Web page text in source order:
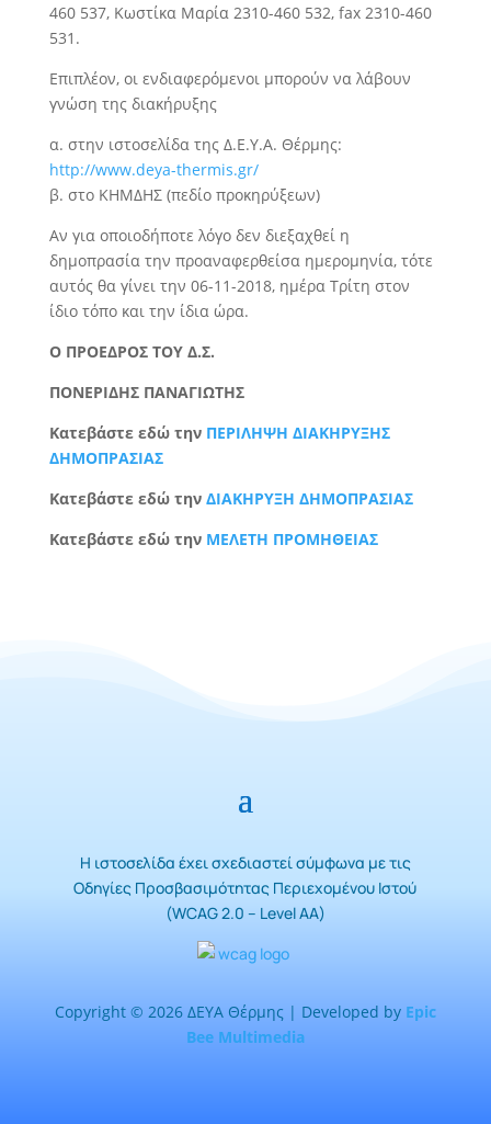
460 537, Κωστίκα Μαρία 2310-460 532, fax 2310-460
531.
Επιπλέον, οι ενδιαφερόμενοι μπορούν να λάβουν
γνώση της διακήρυξης
α. στην ιστοσελίδα της Δ.Ε.Υ.Α. Θέρμης:
http://www.deya-thermis.gr/
β. στο ΚΗΜΔΗΣ (πεδίο προκηρύξεων)
Αν για οποιοδήποτε λόγο δεν διεξαχθεί η
δημοπρασία την προαναφερθείσα ημερομηνία, τότε
αυτός θα γίνει την 06-11-2018, ημέρα Τρίτη στον
ίδιο τόπο και την ίδια ώρα.
Ο ΠΡΟΕΔΡΟΣ ΤΟΥ Δ.Σ.
ΠΟΝΕΡΙΔΗΣ ΠΑΝΑΓΙΩΤΗΣ
Κατεβάστε εδώ την ΠΕΡΙΛΗΨΗ ΔΙΑΚΗΡΥΞΗΣ
ΔΗΜΟΠΡΑΣΙΑΣ
Κατεβάστε εδώ την ΔΙΑΚΗΡΥΞΗ ΔΗΜΟΠΡΑΣΙΑΣ
Κατεβάστε εδώ την ΜΕΛΕΤΗ ΠΡΟΜΗΘΕΙΑΣ
Η ιστοσελίδα έχει σχεδιαστεί σύμφωνα με τις
Οδηγίες Προσβασιμότητας Περιεχομένου Ιστού
(WCAG 2.0 – Level AA)
Copyright © 2026 ΔΕΥΑ Θέρμης | Developed by Epic
Bee Multimedia